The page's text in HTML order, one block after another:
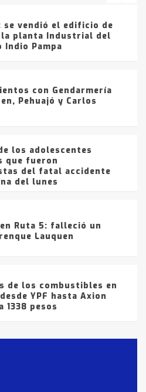
se vendió el edificio de
planta Industrial del
Pampa
con Gendarmería
Pehuajó y Carlos
los adolescentes
que fueron
del fatal accidente
del lunes
Ruta 5: falleció un
Lauquen
de los combustibles en
YPF hasta Axion
1338 pesos